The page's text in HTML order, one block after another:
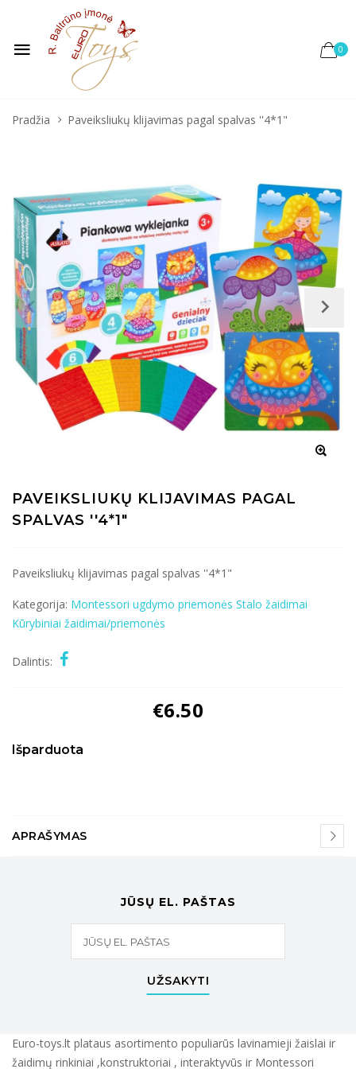
0
Pradžia Paveiksliukų klijavimas pagal spalvas ''4*1"
PAVEIKSLIUKŲ KLIJAVIMAS PAGAL
SPALVAS ''4*1"
Paveiksliukų klijavimas pagal spalvas ''4*1"
Kategorija: Montessori ugdymo priemonės Stalo žaidimai
Kūrybiniai žaidimai/priemonės
Dalintis:
€6.50
Išparduota
APRAŠYMAS
JŪSŲ EL. PAŠTAS
UŽSAKYTI
Euro-toys.lt plataus asortimento populiarūs lavinamieji žaislai ir
žaidimų rinkiniai ,konstruktoriai , interaktyvūs ir Montessori